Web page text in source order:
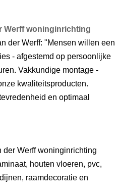
Werff woninginrichting
der Werff: "Mensen willen een
- afgestemd op persoonlijke
Vakkundige montage -
kwaliteitsproducten.
en optimaal
der Werff woninginrichting
houten vloeren, pvc,
raamdecoratie en